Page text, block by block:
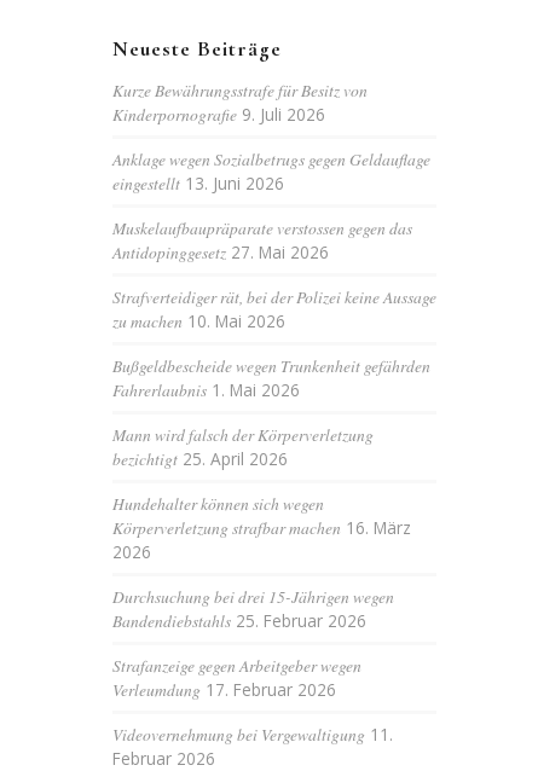
Neueste Beiträge
Kurze Bewährungsstrafe für Besitz von
Kinderpornografie 9. Juli 2026
Anklage wegen Sozialbetrugs gegen Geldauflage
eingestellt 13. Juni 2026
Muskelaufbaupräparate verstossen gegen das
Antidopinggesetz 27. Mai 2026
Strafverteidiger rät, bei der Polizei keine Aussage
zu machen 10. Mai 2026
Bußgeldbescheide wegen Trunkenheit gefährden
Fahrerlaubnis 1. Mai 2026
Mann wird falsch der Körperverletzung
bezichtigt 25. April 2026
Hundehalter können sich wegen
Körperverletzung strafbar machen 16. März
2026
Durchsuchung bei drei 15-Jährigen wegen
Bandendiebstahls 25. Februar 2026
Strafanzeige gegen Arbeitgeber wegen
Verleumdung 17. Februar 2026
Videovernehmung bei Vergewaltigung 11.
Februar 2026